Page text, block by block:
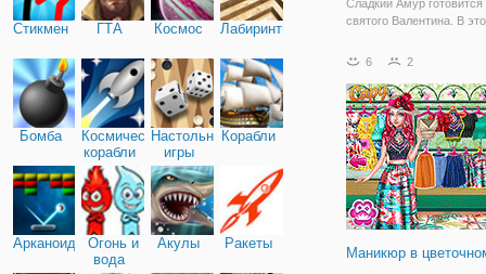
Стикмен ГТА Космос Лабиринты
Бомба
Космические
корабли
Настольные
игры
Корабли
Арканоид
Огонь и
вода
Акулы Ракеты
Сладкий Амур
святого Валентина. В
открытку и подарок. Но
специальные
одежды. Помочь
подобрать роскошный
6 2
Маникюр в